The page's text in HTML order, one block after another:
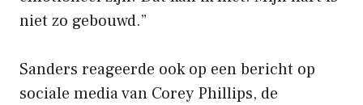
niet zo gebouwd.”
Sanders reageerde ook op een bericht op
sociale media van Corey Phillips, de